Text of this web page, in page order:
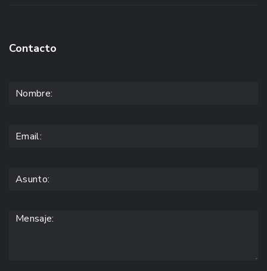
Contacto